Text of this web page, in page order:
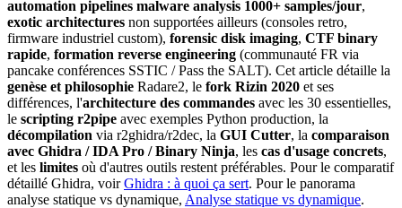
automation pipelines malware analysis 1000+ samples/jour,
exotic architectures non supportées ailleurs (consoles retro,
firmware industriel custom), forensic disk imaging, CTF binary
rapide, formation reverse engineering (communauté FR via
pancake conférences SSTIC / Pass the SALT). Cet article détaille la
genèse et philosophie Radare2, le fork Rizin 2020 et ses
différences, l'architecture des commandes avec les 30 essentielles,
le scripting r2pipe avec exemples Python production, la
décompilation via r2ghidra/r2dec, la GUI Cutter, la comparaison
avec Ghidra / IDA Pro / Binary Ninja, les cas d'usage concrets,
et les limites où d'autres outils restent préférables. Pour le comparatif
détaillé Ghidra, voirGhidra : à quoi ça sert. Pour le panorama
analyse statique vs dynamique, Analyse statique vs dynamique.